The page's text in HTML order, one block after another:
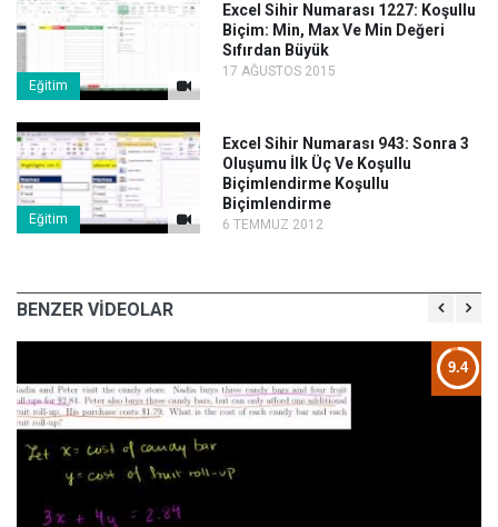
Eğitim
Excel Sihir Numarası 1227: Koşullu
Biçim: Min, Max Ve Min Değeri
Sıfırdan Büyük
17 AĞUSTOS 2015
Eğitim
Excel Sihir Numarası 943: Sonra 3
Oluşumu İlk Üç Ve Koşullu
Biçimlendirme Koşullu
Biçimlendirme
6 TEMMUZ 2012
BENZER VİDEOLAR
9.4